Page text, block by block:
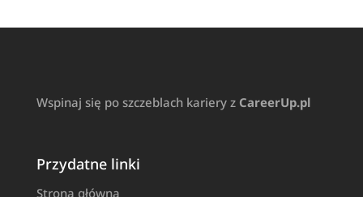
Wspinaj się po szczeblach kariery z CareerUp.pl
Przydatne linki
Strona główna